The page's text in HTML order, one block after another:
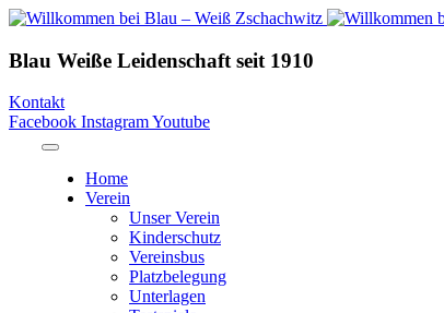
Blau Weiße Leidenschaft seit 1910
Kontakt
Facebook InstagramYoutube
Home
Verein
Unser Verein
Kinderschutz
Vereinsbus
Platzbelegung
Unterlagen